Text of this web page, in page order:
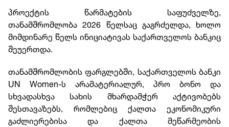
პროექტის წარმატების საფუძველზე,
თანამშრომლობა 2026 წელსაც გაგრძელდა, ხოლო
მიმდინარე წელს ინიციატივას საქართველოს ბანკიც
შეუერთდა.
თანამშრომლობის ფარგლებში, საქართველოს ბანკი
UN Women-ს არამატერიალურ, პრო ბონო და
სხვადასხვა სახის მხარდამჭერ აქტივობებს
შესთავაზებს, რომლებიც ქალთა ეკონომიკური
გაძლიერებისა და ქალთა მეწარმეობის